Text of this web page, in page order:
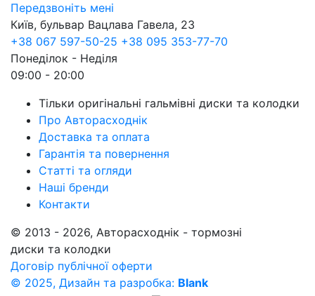
Передзвоніть мені
Київ, бульвар Вацлава Гавела, 23
+38 067 597-50-25 +38 095 353-77-70
Понеділок - Неділя
09:00 - 20:00
Тільки оригінальні гальмівні диски та колодки
Про Авторасходнік
Доставка та оплата
Гарантія та повернення
Статті та огляди
Наші бренди
Контакти
© 2013 - 2026, Авторасходнік - тормозні
диски та колодки
Договір публічної оферти
© 2025, Дизайн та разробка: Blank